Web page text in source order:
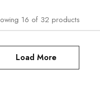
16 of 32 products
Load More